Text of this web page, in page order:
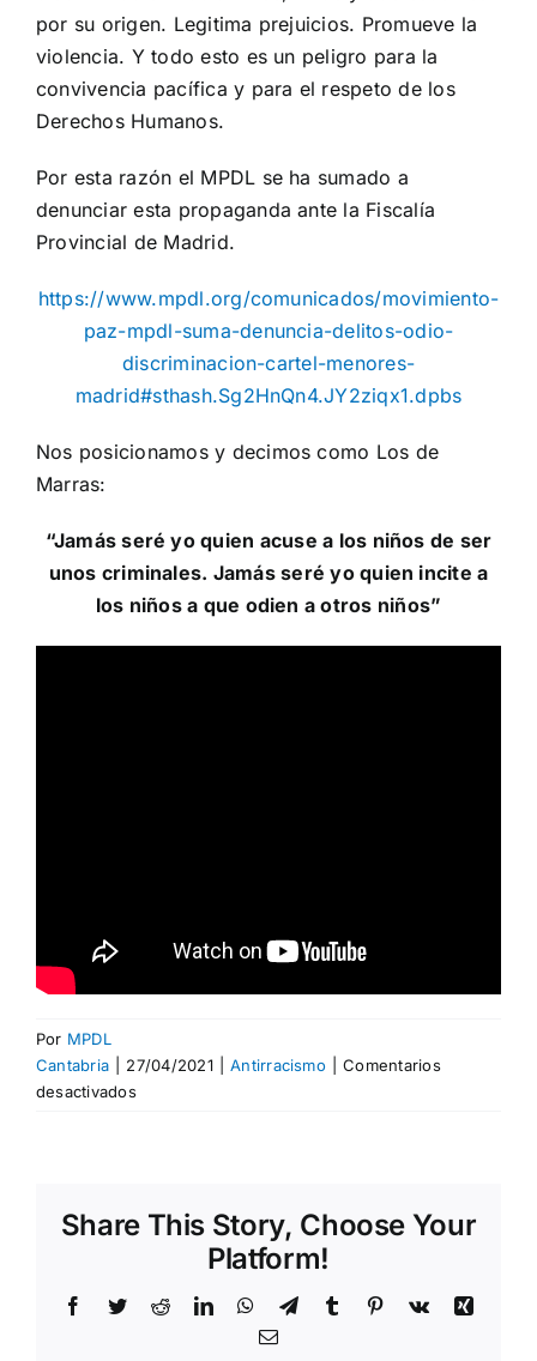
por su origen. Legitima prejuicios. Promueve la
violencia. Y todo esto es un peligro para la
convivencia pacífica y para el respeto de los
Derechos Humanos.
Por esta razón el MPDL se ha sumado a
denunciar esta propaganda ante la Fiscalía
Provincial de Madrid.
https://www.mpdl.org/comunicados/movimiento-
paz-mpdl-suma-denuncia-delitos-odio-
discriminacion-cartel-menores-
madrid#sthash.Sg2HnQn4.JY2ziqx1.dpbs
Nos posicionamos y decimos como Los de
Marras:
“Jamás seré yo quien acuse a los niños de ser
unos criminales. Jamás seré yo quien incite a
los niños a que odien a otros niños”
Por MPDL
Cantabria
27/04/2021 Antirracismo
Comentarios
desactivadosen
tú?
Share This Story, Choose Your
Platform!
Facebook
TwitterRedditLinkedInWhatsApp
TelegramTumblr Pinterest
Vk
Xing
Correo